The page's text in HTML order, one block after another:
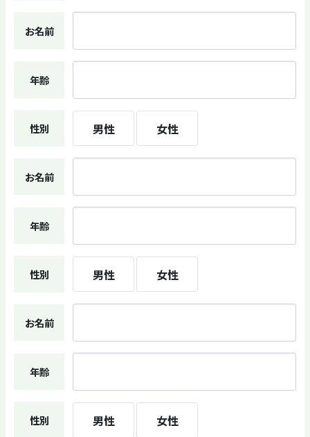
お名前
年齢
性別 男性 女性
お名前
年齢
性別 男性 女性
お名前
年齢
性別 男性 女性